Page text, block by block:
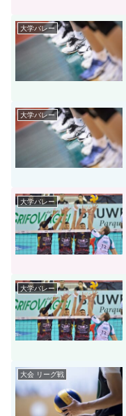
大学バレー
大学バレー
大学バレー
大学バレー
大会 リーグ戦